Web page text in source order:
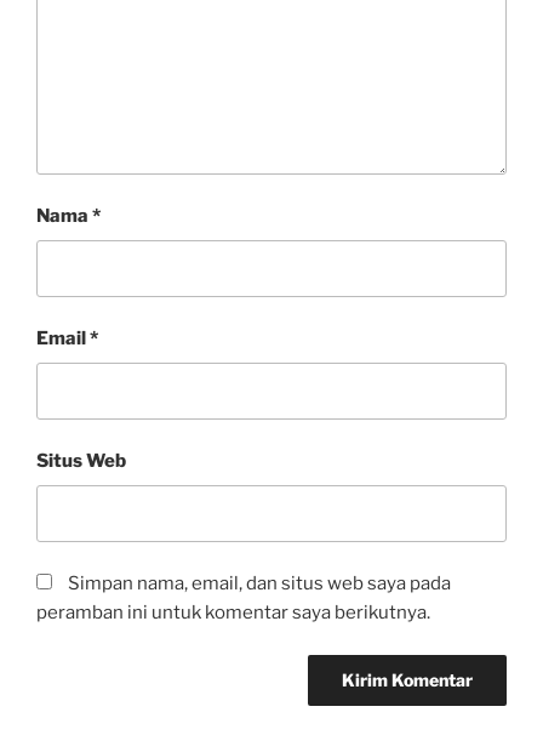
Nama *
Email*
Situs Web
Simpan nama, email, dan situs web saya pada
peramban ini untuk komentar saya berikutnya.